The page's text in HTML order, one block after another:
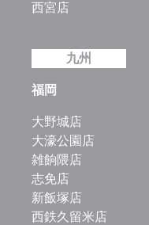
西宮店
九州
福岡
大野城店
大濠公園店
雑餉隈店
志免店
新飯塚店
西鉄久留米店